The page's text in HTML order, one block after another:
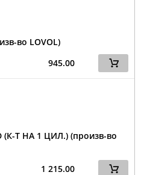
во LOVOL)
945.00
Т НА 1 ЦИЛ.) (произв-во
1 215.00